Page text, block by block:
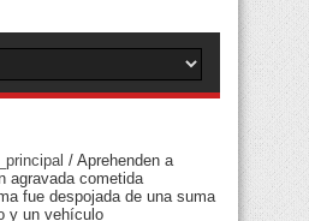
/ Aprehenden a
agravada cometida
fue despojada de una suma
y un vehículo